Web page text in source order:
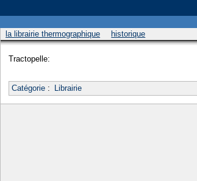
la librairie thermographique historique
Tractopelle:
Catégorie: Librairie